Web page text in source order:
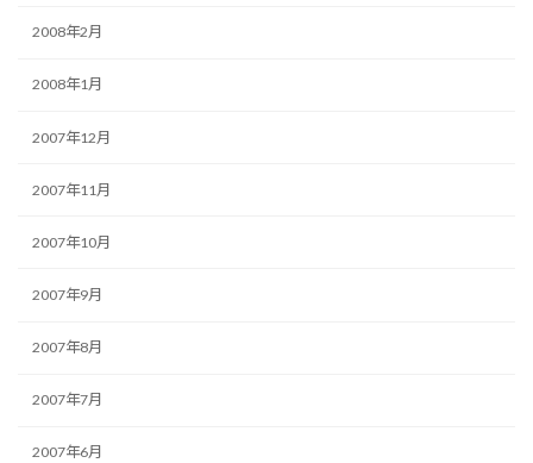
2008年2月
2008年1月
2007年12月
2007年11月
2007年10月
2007年9月
2007年8月
2007年7月
2007年6月